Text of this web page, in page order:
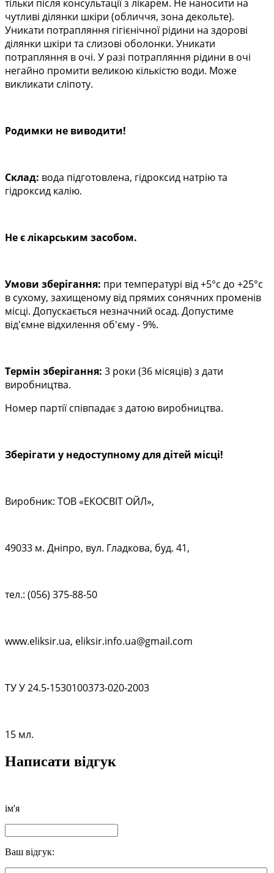
тільки після консультації з лікарем. Не наносити на
чутливі ділянки шкіри (обличчя, зона декольте).
Уникати потрапляння гігієнічної рідини на здорові
ділянки шкіри та слизові оболонки. Уникати
потрапляння в очі. У разі потрапляння рідини в очі
негайно промити великою кількістю води. Може
викликати сліпоту.
Родимки не виводити!
Склад: вода підготовлена, гідроксид натрію та
гідроксид калію.
Не є лікарським засобом.
Умови зберігання: при температурі від +5°с до +25°с
в сухому, захищеному від прямих сонячних променів
місці. Допускається незначний осад. Допустиме
від'ємне відхилення об'єму - 9%.
Термін зберігання: 3 роки (36 місяців) з дати
виробництва.
Номер партії співпадає з датою виробництва.
Зберігати у недоступному для дітей місці!
Виробник: ТОВ «ЕКОСВІТ ОЙЛ»,
49033 м. Дніпро, вул. Гладкова, буд. 41,
тел.: (056) 375-88-50
www.eliksir.ua, eliksir.info.ua@gmail.com
ТУ У 24.5-1530100373-020-2003
15 мл.
Написати відгук
ім'я
Ваш відгук: